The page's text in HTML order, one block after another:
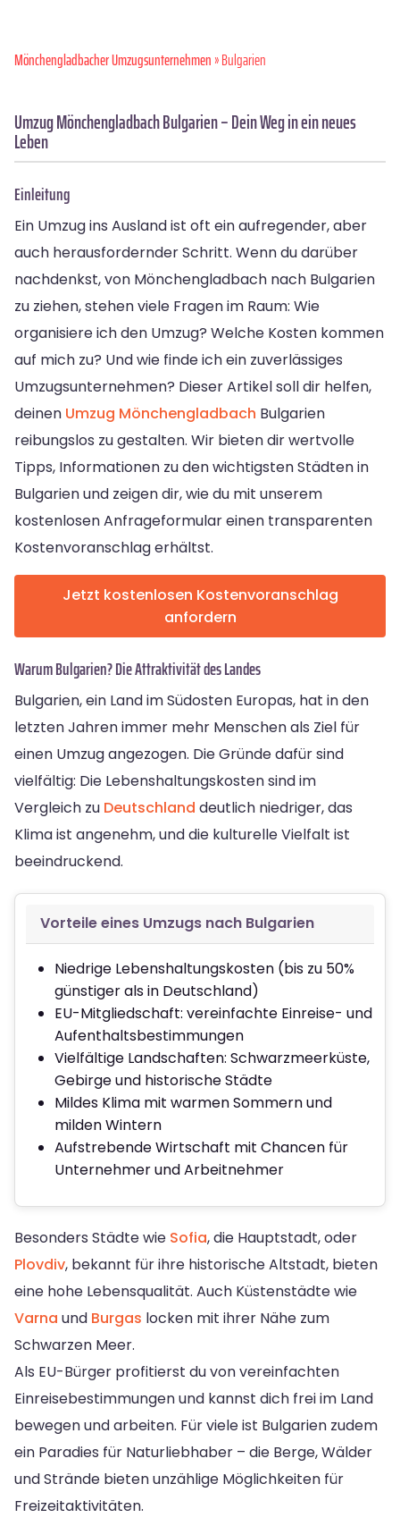
Mönchen­gladbacher Umzugsunternehmen» Bulgarien
Umzug Mönchengladbach Bulgarien – Dein Weg in ein neues
Leben
Einleitung
Ein Umzug ins Ausland ist oft ein aufregender, aber
auch herausfordernder Schritt. Wenn du darüber
nachdenkst, von Mönchengladbach nach Bulgarien
zu ziehen, stehen viele Fragen im Raum: Wie
organisiere ich den Umzug? Welche Kosten kommen
auf mich zu? Und wie finde ich ein zuverlässiges
Umzugsunternehmen? Dieser Artikel soll dir helfen,
deinen Umzug Mönchengladbach Bulgarien
reibungslos zu gestalten. Wir bieten dir wertvolle
Tipps, Informationen zu den wichtigsten Städten in
Bulgarien und zeigen dir, wie du mit unserem
kostenlosen Anfrageformular einen transparenten
Kostenvoranschlag erhältst.
Jetzt kostenlosen Kostenvoranschlag
anfordern
Warum Bulgarien? Die Attraktivität des Landes
Bulgarien, ein Land im Südosten Europas, hat in den
letzten Jahren immer mehr Menschen als Ziel für
einen Umzug angezogen. Die Gründe dafür sind
vielfältig: Die Lebenshaltungskosten sind im
Vergleich zu Deutschland deutlich niedriger, das
Klima ist angenehm, und die kulturelle Vielfalt ist
beeindruckend.
Vorteile eines Umzugs nach Bulgarien
Niedrige Lebenshaltungskosten (bis zu 50%
günstiger als in Deutschland)
EU-Mitgliedschaft: vereinfachte Einreise- und
Aufenthaltsbestimmungen
Vielfältige Landschaften: Schwarzmeerküste,
Gebirge und historische Städte
Mildes Klima mit warmen Sommern und
milden Wintern
Aufstrebende Wirtschaft mit Chancen für
Unternehmer und Arbeitnehmer
Besonders Städte wie Sofia, die Hauptstadt, oder
Plovdiv, bekannt für ihre historische Altstadt, bieten
eine hohe Lebensqualität. Auch Küstenstädte wie
Varna und Burgas locken mit ihrer Nähe zum
Schwarzen Meer.
Als EU-Bürger profitierst du von vereinfachten
Einreisebestimmungen und kannst dich frei im Land
bewegen und arbeiten. Für viele ist Bulgarien zudem
ein Paradies für Naturliebhaber – die Berge, Wälder
und Strände bieten unzählige Möglichkeiten für
Freizeitaktivitäten.